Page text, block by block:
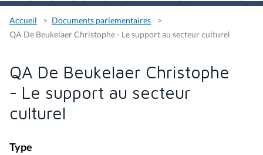
Accueil
Documents parlementaires
QA De Beukelaer Christophe - Le support au secteur culturel
QA De Beukelaer Christophe
- Le support au secteur
culturel
Type